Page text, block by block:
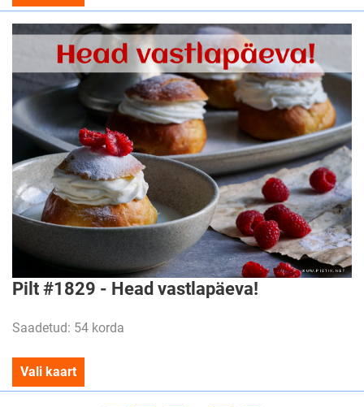
Pilt #1829 - Head vastlapäeva!
Saadetud: 54 korda
Vali kaart